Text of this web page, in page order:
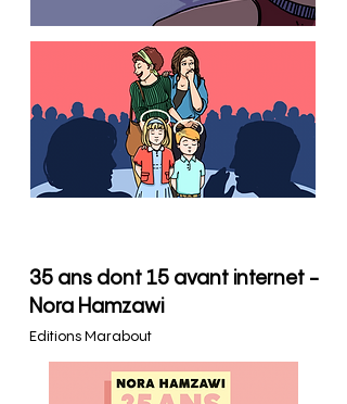
35 ans dont 15 avant internet -
Nora Hamzawi
Editions Marabout